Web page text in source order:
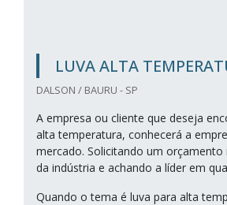
LUVA ALTA
DALSON / BAURU - SP
A empresa ou cliente que deseja
alta temperatura, conhecerá a
mercado. Solicitando um orçamento
da indústria e achando a líder em
Quando o tema é luva para alta